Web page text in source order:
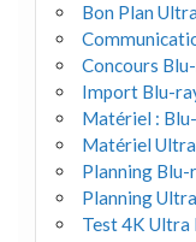
Bon Plan
Concours
Import Blu-
Matériel :
Matériel
Planning Blu-
Planning
Test 4K Ultra